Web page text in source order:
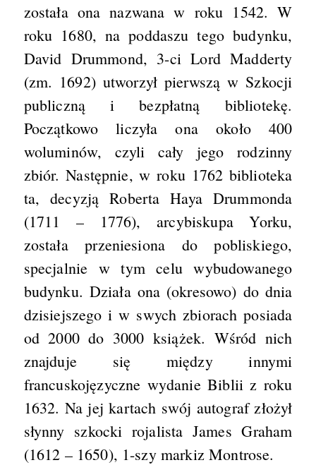
została ona nazwana w roku 1542. W
roku 1680, na poddaszu tego budynku,
David Drummond, 3-ci Lord Madderty
(zm. 1692) utworzył pierwszą w Szkocji
publiczną i bezpłatną bibliotekę.
Początkowo liczyła ona około 400
woluminów, czyli cały jego rodzinny
zbiór. Następnie, w roku 1762 biblioteka
ta, decyzją Roberta Haya Drummonda
(1711 – 1776), arcybiskupa Yorku,
została przeniesiona do pobliskiego,
specjalnie w tym celu wybudowanego
budynku. Działa ona (okresowo) do dnia
dzisiejszego i w swych zbiorach posiada
od 2000 do 3000 książek. Wśród nich
znajduje się między innymi
francuskojęzyczne wydanie Biblii z roku
1632. Na jej kartach swój autograf złożył
słynny szkocki rojalista James Graham
(1612 – 1650), 1-szy markiz Montrose.